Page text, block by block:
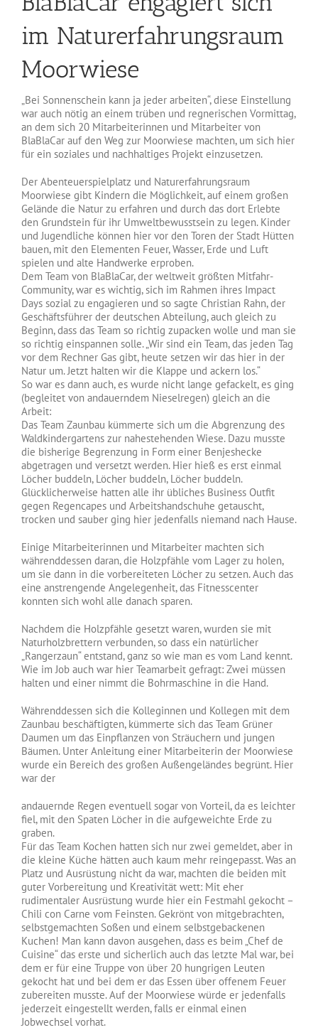
im Naturerfahrungsraum
Moorwiese
„Bei Sonnenschein kann ja jeder arbeiten“, diese Einstellung
war auch nötig an einem trüben und regnerischen Vormittag,
an dem sich 20 Mitarbeiterinnen und Mitarbeiter von
BlaBlaCar auf den Weg zur Moorwiese machten, um sich hier
für ein soziales und nachhaltiges Projekt einzusetzen.
Der Abenteuerspielplatz und Naturerfahrungsraum
Moorwiese gibt Kindern die Möglichkeit, auf einem großen
Gelände die Natur zu erfahren und durch das dort Erlebte
den Grundstein für ihr Umweltbewusstsein zu legen. Kinder
und Jugendliche können hier vor den Toren der Stadt Hütten
bauen, mit den Elementen Feuer, Wasser, Erde und Luft
spielen und alte Handwerke erproben.
Dem Team von BlaBlaCar, der weltweit größten Mitfahr-
Community, war es wichtig, sich im Rahmen ihres Impact
Days sozial zu engagieren und so sagte Christian Rahn, der
Geschäftsführer der deutschen Abteilung, auch gleich zu
Beginn, dass das Team so richtig zupacken wolle und man sie
so richtig einspannen solle. „Wir sind ein Team, das jeden Tag
vor dem Rechner Gas gibt, heute setzen wir das hier in der
Natur um. Jetzt halten wir die Klappe und ackern los.“
So war es dann auch, es wurde nicht lange gefackelt, es ging
(begleitet von andauerndem Nieselregen) gleich an die
Arbeit:
Das Team Zaunbau kümmerte sich um die Abgrenzung des
Waldkindergartens zur nahestehenden Wiese. Dazu musste
die bisherige Begrenzung in Form einer Benjeshecke
abgetragen und versetzt werden. Hier hieß es erst einmal
Löcher buddeln, Löcher buddeln, Löcher buddeln.
Glücklicherweise hatten alle ihr übliches Business Outfit
gegen Regencapes und Arbeitshandschuhe getauscht,
trocken und sauber ging hier jedenfalls niemand nach Hause.
Einige Mitarbeiterinnen und Mitarbeiter machten sich
währenddessen daran, die Holzpfähle vom Lager zu holen,
um sie dann in die vorbereiteten Löcher zu setzen. Auch das
eine anstrengende Angelegenheit, das Fitnesscenter
konnten sich wohl alle danach sparen.
Nachdem die Holzpfähle gesetzt waren, wurden sie mit
Naturholzbrettern verbunden, so dass ein natürlicher
„Rangerzaun“ entstand, ganz so wie man es vom Land kennt.
Wie im Job auch war hier Teamarbeit gefragt: Zwei müssen
halten und einer nimmt die Bohrmaschine in die Hand.
Währenddessen sich die Kolleginnen und Kollegen mit dem
Zaunbau beschäftigten, kümmerte sich das Team Grüner
Daumen um das Einpflanzen von Sträuchern und jungen
Bäumen. Unter Anleitung einer Mitarbeiterin der Moorwiese
wurde ein Bereich des großen Außengeländes begrünt. Hier
war der
andauernde Regen eventuell sogar von Vorteil, da es leichter
fiel, mit den Spaten Löcher in die aufgeweichte Erde zu
graben.
Für das Team Kochen hatten sich nur zwei gemeldet, aber in
die kleine Küche hätten auch kaum mehr reingepasst. Was an
Platz und Ausrüstung nicht da war, machten die beiden mit
guter Vorbereitung und Kreativität wett: Mit eher
rudimentaler Ausrüstung wurde hier ein Festmahl gekocht –
Chili con Carne vom Feinsten. Gekrönt von mitgebrachten,
selbstgemachten Soßen und einem selbstgebackenen
Kuchen! Man kann davon ausgehen, dass es beim „Chef de
Cuisine“ das erste und sicherlich auch das letzte Mal war, bei
dem er für eine Truppe von über 20 hungrigen Leuten
gekocht hat und bei dem er das Essen über offenem Feuer
zubereiten musste. Auf der Moorwiese würde er jedenfalls
jederzeit eingestellt werden, falls er einmal einen
Jobwechsel vorhat.